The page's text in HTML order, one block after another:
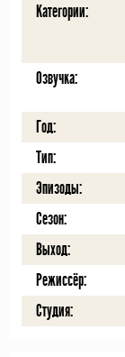
Категории:
Озвучка:
Год:
Тип:
Эпизоды:
Сезон:
Выход:
Режиссёр:
Студия: